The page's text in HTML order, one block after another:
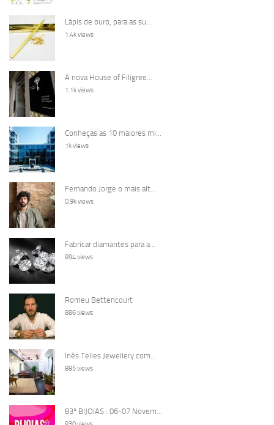
Lápis de ouro, para as su...
1.4k views
A nova House of Filigree...
1.1k views
Conheças as 10 maiores mi...
1k views
Fernando Jorge o mais alt...
0.9k views
Fabricar diamantes para a...
894 views
Romeu Bettencourt
886 views
Inês Telles Jewellery com...
885 views
83ª BIJOIAS : 06-07 Novem...